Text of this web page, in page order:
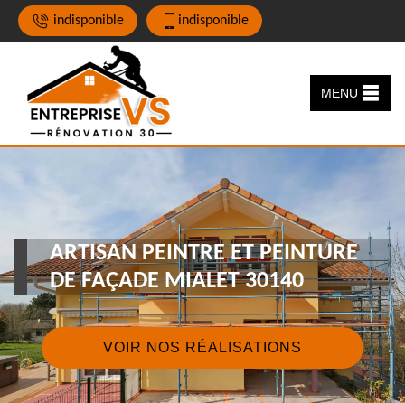
indisponible indisponible
MENU
ARTISAN PEINTRE ET PEINTURE
DE FAÇADE MIALET 30140
VOIR NOS RÉALISATIONS